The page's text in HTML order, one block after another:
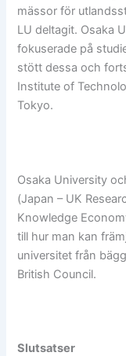
mässor för
LU deltagit. Osaka
fokuserade på
stött dessa och
Institute of
Tokyo.
Osaka University
(Japan – UK
Knowledge
till hur man kan
universitet från
British Council.
Slutsatser